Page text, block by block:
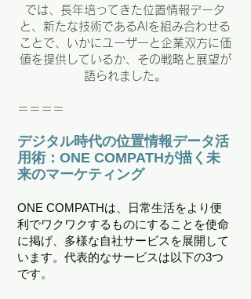
では、長年培ってきた位置情報データ
と、新たな技術であるAIを組み合わせる
ことで、いかにユーザーと企業双方に価
値を提供しているか、その戦略と展望が
語られました。
＝＝＝＝
デジタル時代の位置情報データ活
用術：ONE COMPATHが描く未
来のマーケティング
ONE COMPATHは、日常生活をより便
利でワクワクするものにすることを使命
に掲げ、多様な自社サービスを展開して
います。代表的なサービスは以下の3つ
です。